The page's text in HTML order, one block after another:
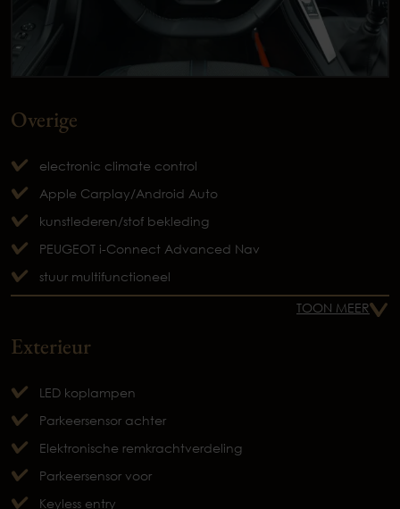
Overige
electronic climate control
Apple Carplay/Android Auto
kunstlederen/stof bekleding
PEUGEOT i-Connect Advanced Nav
stuur multifunctioneel
TOON MEER
Exterieur
LED koplampen
Parkeersensor achter
Elektronische remkrachtverdeling
Parkeersensor voor
Keyless entry